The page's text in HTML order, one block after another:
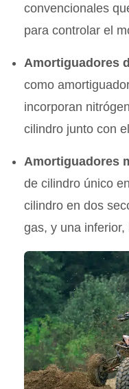
convencionales
para controlar el
Amortiguadores
como
incorporan
cilindro junto con
Amortiguadores
de cilindro único
cilindro en dos
gas, y una